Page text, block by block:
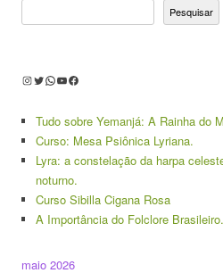
Pesquisar
Instagram
Twitter
WhatsApp
Youtube
Facebook
Tudo sobre Yemanjá: A Rainha do
Curso: Mesa Psiônica Lyriana.
Lyra: a constelação da harpa
noturno.
Curso Sibilla Cigana Rosa
A Importância do Folclore Brasileiro.
maio 2026